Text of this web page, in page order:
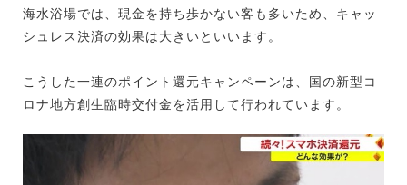
海水浴場では、現金を持ち歩かない客も多いため、キャッ
シュレス決済の効果は大きいといいます。
こうした一連のポイント還元キャンペーンは、国の新型コ
ロナ地方創生臨時交付金を活用して行われています。